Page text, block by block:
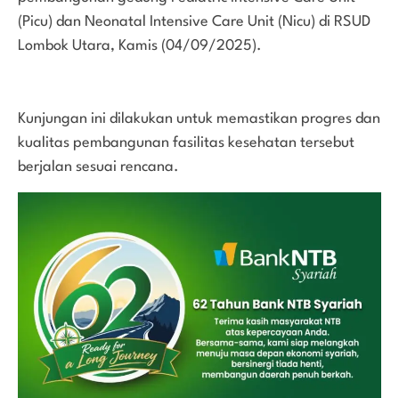
(Picu) dan Neonatal Intensive Care Unit (Nicu) di RSUD
Lombok Utara, Kamis (04/09/2025).
Kunjungan ini dilakukan untuk memastikan progres dan
kualitas pembangunan fasilitas kesehatan tersebut
berjalan sesuai rencana.